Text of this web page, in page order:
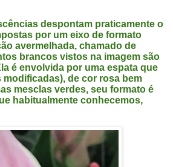
despontam praticamente o
por um eixo de formato
avermelhada, chamado de
brancos vistos na imagem são
é envolvida por uma espata que
de cor rosa bem
mesclas verdes, seu formato é
habitualmente conhecemos,